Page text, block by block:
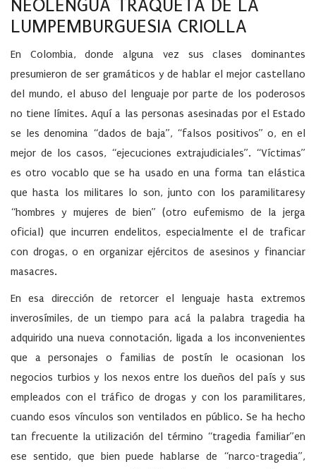
NEOLENGUA TRAQUETA DE LA
LUMPEMBURGUESIA CRIOLLA
En Colombia, donde alguna vez sus clases dominantes
presumieron de ser gramáticos y de hablar el mejor castellano
del mundo, el abuso del lenguaje por parte de los poderosos
no tiene límites. Aquí a las personas asesinadas por el Estado
se les denomina “dados de baja”, “falsos positivos” o, en el
mejor de los casos, “ejecuciones extrajudiciales”. “Víctimas”
es otro vocablo que se ha usado en una forma tan elástica
que hasta los militares lo son, junto con los paramilitaresy
“hombres y mujeres de bien” (otro eufemismo de la jerga
oficial) que incurren endelitos, especialmente el de traficar
con drogas, o en organizar ejércitos de asesinos y financiar
masacres.
En esa dirección de retorcer el lenguaje hasta extremos
inverosímiles, de un tiempo para acá la palabra tragedia ha
adquirido una nueva connotación, ligada a los inconvenientes
que a personajes o familias de postín le ocasionan los
negocios turbios y los nexos entre los dueños del país y sus
empleados con el tráfico de drogas y con los paramilitares,
cuando esos vínculos son ventilados en público. Se ha hecho
tan frecuente la utilización del término “tragedia familiar”en
ese sentido, que bien puede hablarse de “narco-tragedia”,